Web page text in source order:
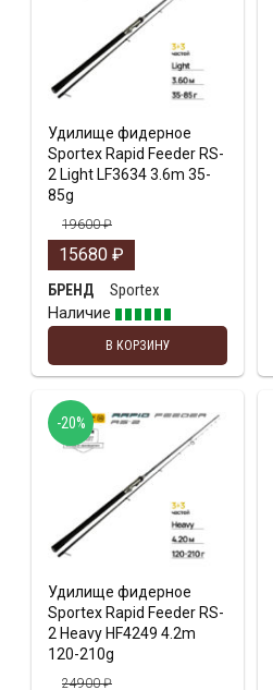
Удилище фидерное
Sportex Rapid Feeder RS-
2 Light LF3634 3.6m 35-
85g
19600₽
15680 ₽
БРЕНД
Sportex
Наличие
В КОРЗИНУ
Удилище фидерное
Sportex Rapid Feeder RS-
2 Heavy HF4249 4.2m
120-210g
24900₽
-20%